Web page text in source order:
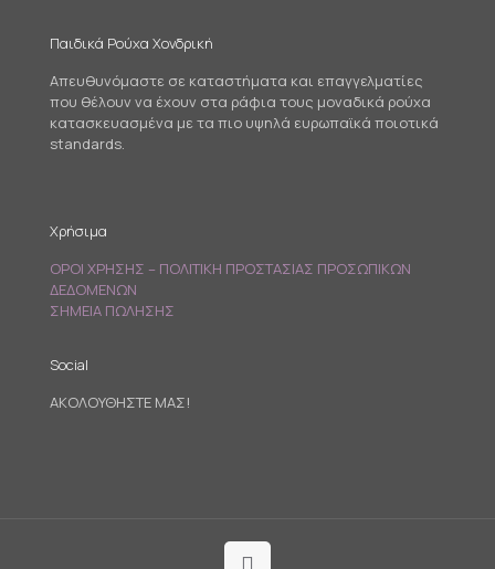
Παιδικά Ρούχα Χονδρική
Απευθυνόμαστε σε καταστήματα και επαγγελματίες
που θέλουν να έχουν στα ράφια τους μοναδικά ρούχα
κατασκευασμένα με τα πιο υψηλά ευρωπαϊκά ποιοτικά
standards.
Χρήσιμα
ΟΡΟΙ ΧΡΗΣΗΣ – ΠΟΛΙΤΙΚΗ ΠΡΟΣΤΑΣΙΑΣ ΠΡΟΣΩΠΙΚΩΝ
ΔΕΔΟΜΕΝΩΝ
ΣΗΜΕΙΑ ΠΩΛΗΣΗΣ
Social
ΑΚΟΛΟΥΘΗΣΤΕ ΜΑΣ!